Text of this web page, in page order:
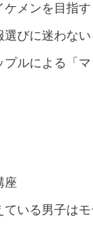
ケメンを目指
選びに迷わな
プルによる「
座
ている男子は